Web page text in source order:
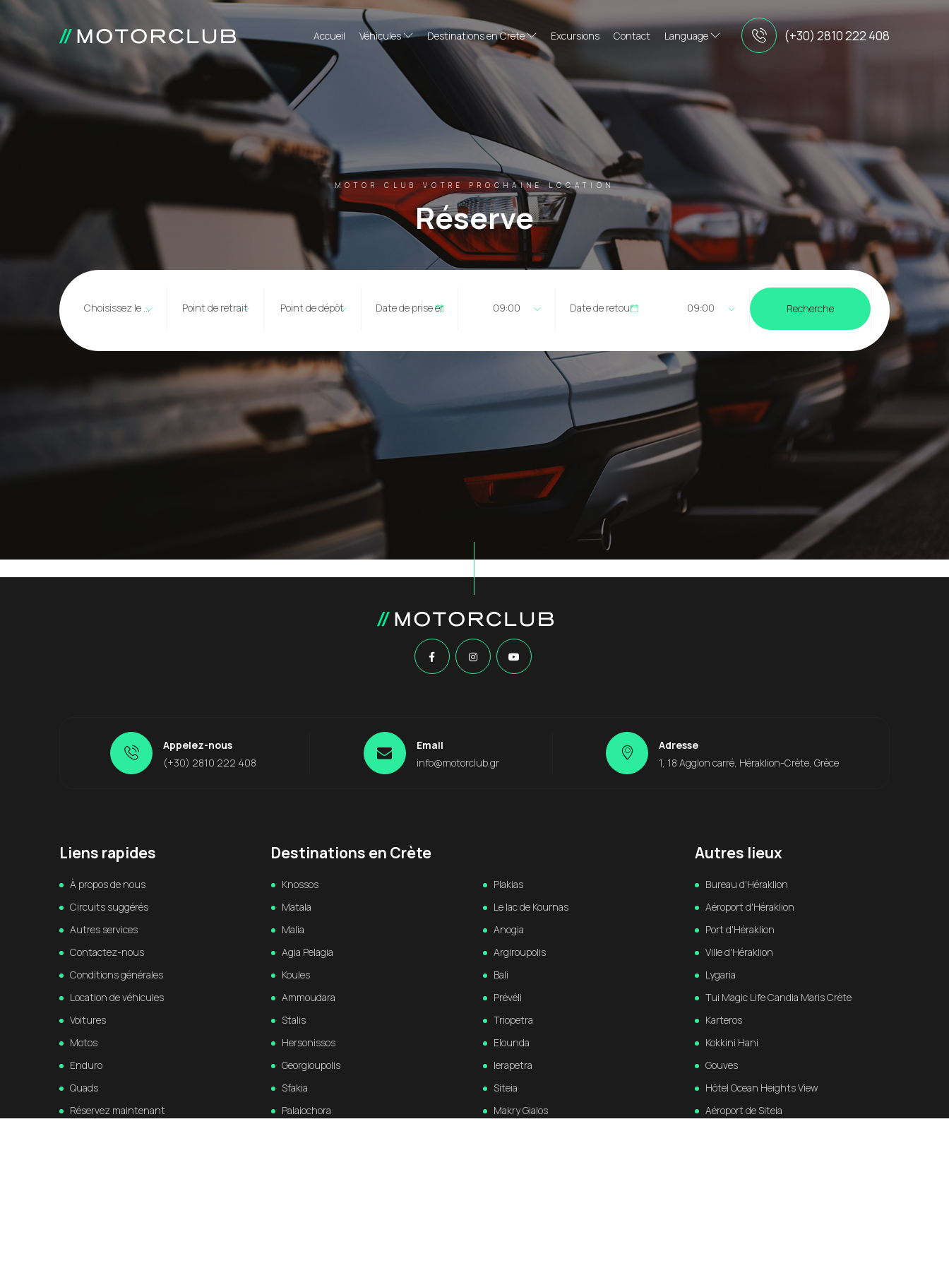
Accueil Véhicules Destinations en Crète Excursions Contact Language (+30) 2810 222 408
MOTOR CLUB VOTRE PROCHAINE LOCATION
Réserve
Choisissez le type Point de retrait Point de dépôt 09:00 09:00 Recherche
Appelez-nous
(+30) 2810 222 408
Email
info@motorclub.gr
Adresse
1, 18 Agglon carré, Héraklion-Crète, Grèce
Liens rapides
À propos de nous
Circuits suggérés
Autres services
Contactez-nous
Conditions générales
Location de véhicules
Voitures
Motos
Enduro
Quads
Réservez maintenant
Destinations en Crète
Knossos
Matala
Malia
Agia Pelagia
Koules
Ammoudara
Stalis
Hersonissos
Georgioupolis
Sfakia
Palaiochora
Plakias
Le lac de Kournas
Anogia
Argiroupolis
Bali
Prévéli
Triopetra
Elounda
Ierapetra
Siteia
Makry Gialos
Autres lieux
Bureau d'Héraklion
Aéroport d'Héraklion
Port d'Héraklion
Ville d'Héraklion
Lygaria
Tui Magic Life Candia Maris Crète
Karteros
Kokkini Hani
Gouves
Hôtel Ocean Heights View
Aéroport de Siteia